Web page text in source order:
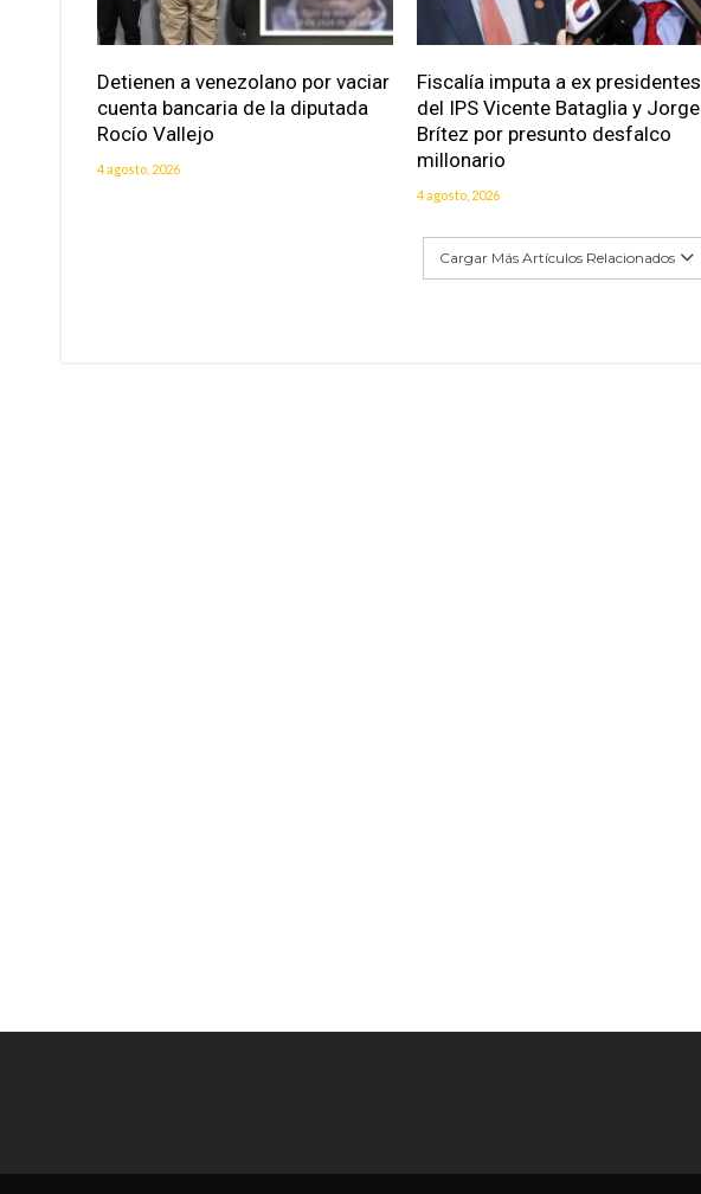
Detienen a venezolano por vaciar
cuenta bancaria de la diputada
Rocío Vallejo
4 agosto, 2026
Fiscalía imputa a ex presidentes
del IPS Vicente Bataglia y Jorge
Brítez por presunto desfalco
millonario
4 agosto, 2026
Cargar Más Artículos Relacionados